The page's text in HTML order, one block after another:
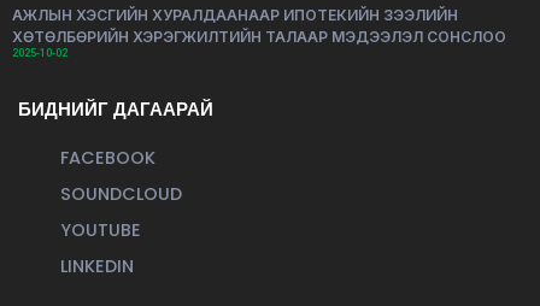
АЖЛЫН ХЭСГИЙН ХУРАЛДААНААР ИПОТЕКИЙН ЗЭЭЛИЙН
ХӨТӨЛБӨРИЙН ХЭРЭГЖИЛТИЙН ТАЛААР МЭДЭЭЛЭЛ СОНСЛОО
2025-10-02
БИДНИЙГ ДАГААРАЙ
FACEBOOK
SOUNDCLOUD
YOUTUBE
LINKEDIN